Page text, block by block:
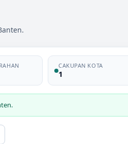
CAKUPAN KOTA
1